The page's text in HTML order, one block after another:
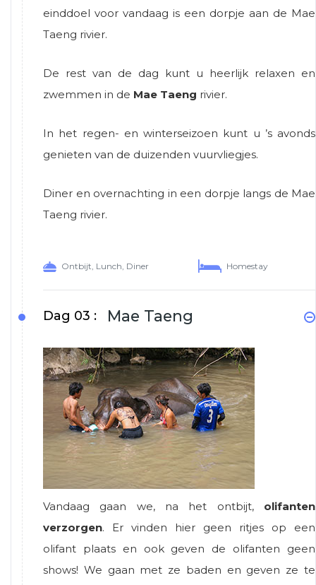
einddoel voor vandaag is een dorpje aan de Mae
Taeng rivier.
De rest van de dag kunt u heerlijk relaxen en
zwemmen in de Mae Taeng rivier.
In het regen- en winterseizoen kunt u ’s avonds
genieten van de duizenden vuurvliegjes.
Diner en overnachting in een dorpje langs de Mae
Taeng rivier.
Ontbijt, Lunch, Diner Homestay
Dag 03 : Mae Taeng
Vandaag gaan we, na het ontbijt, olifanten
verzorgen. Er vinden hier geen ritjes op een
olifant plaats en ook geven de olifanten geen
shows! We gaan met ze baden en geven ze te